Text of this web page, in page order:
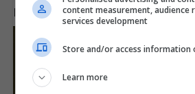
LAJME NGA INTERNETI
content measurement, audience
services development
Store and/or access information
Learn more